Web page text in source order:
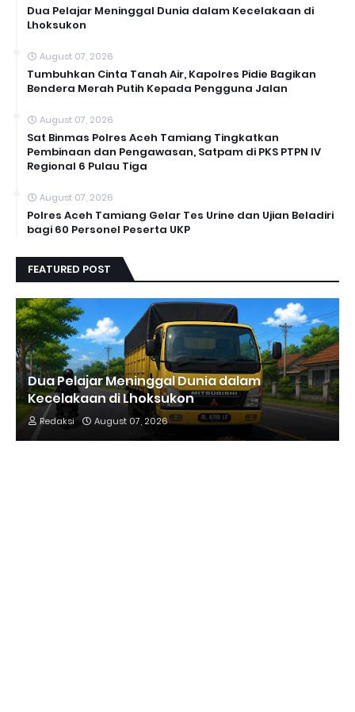
Dua Pelajar Meninggal Dunia dalam Kecelakaan di
Lhoksukon
August 07, 2026
Tumbuhkan Cinta Tanah Air, Kapolres Pidie Bagikan
Bendera Merah Putih Kepada Pengguna Jalan ‎
August 07, 2026
Sat Binmas Polres Aceh Tamiang Tingkatkan
Pembinaan dan Pengawasan, Satpam di PKS PTPN IV
Regional 6 Pulau Tiga
August 07, 2026
Polres Aceh Tamiang Gelar Tes Urine dan Ujian Beladiri
bagi 60 Personel Peserta UKP
FEATURED POST
Dua Pelajar Meninggal Dunia dalam
Kecelakaan di Lhoksukon
Redaksi August 07, 2026